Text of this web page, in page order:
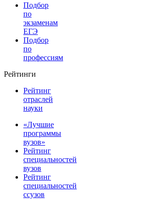
Подбор
по
экзаменам
ЕГЭ
Подбор
по
профессиям
Рейтинги
Рейтинг
отраслей
науки
«Лучшие
программы
вузов»
Рейтинг
специальностей
вузов
Рейтинг
специальностей
ссузов